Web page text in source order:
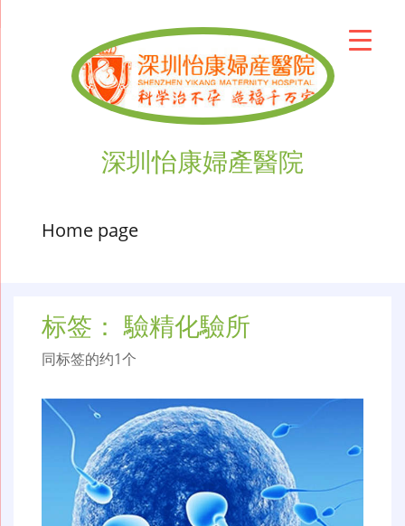
深圳怡康婦產醫院
Home page
标签：驗精化驗所
同标签的约1个